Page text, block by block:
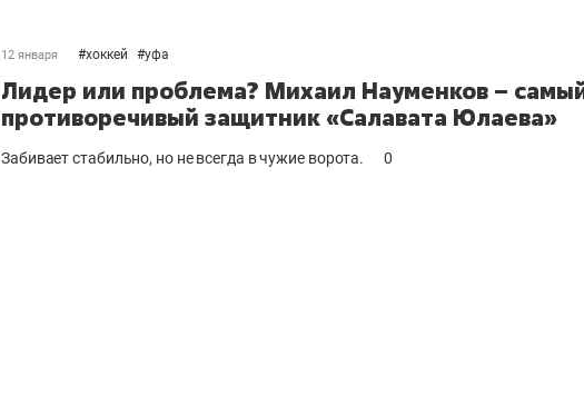
12 января #хоккей #уфа
Лидер или проблема? Михаил Науменков –
противоречивый защитник «Салавата Юлаева»
Забивает стабильно, но не всегда в чужие ворота. 0